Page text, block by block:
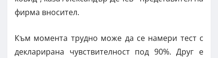
фирма вносител.
Към момента трудно може да се намери тест с
декларирана чувствителност под 90%. Друг е